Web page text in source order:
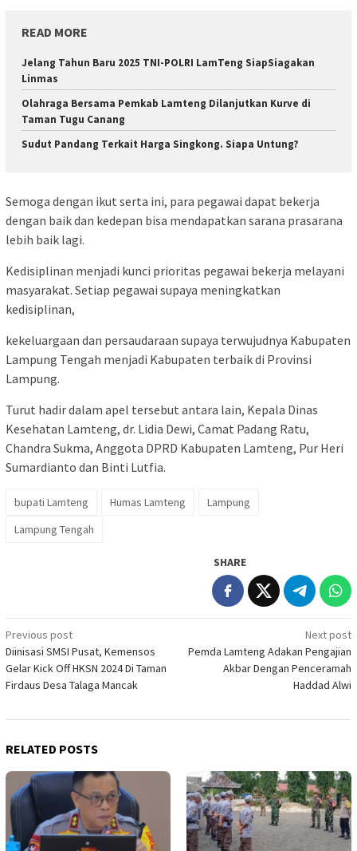
READ MORE
Jelang Tahun Baru 2025 TNI-POLRI LamTeng SiapSiagakan
Linmas
Olahraga Bersama Pemkab Lamteng Dilanjutkan Kurve di
Taman Tugu Canang
Sudut Pandang Terkait Harga Singkong. Siapa Untung?
Semoga dengan ikut serta ini, para pegawai dapat bekerja
dengan baik dan kedepan bisa mendapatkan sarana prasarana
lebih baik lagi.
Kedisiplinan menjadi kunci prioritas pegawai bekerja melayani
masyarakat. Setiap pegawai supaya meningkatkan
kedisiplinan,
kekeluargaan dan persaudaraan supaya terwujudnya Kabupaten
Lampung Tengah menjadi Kabupaten terbaik di Provinsi
Lampung.
Turut hadir dalam apel tersebut antara lain, Kepala Dinas
Kesehatan Lamteng, dr. Lidia Dewi, Camat Padang Ratu,
Chandra Sukma, Anggota DPRD Kabupaten Lamteng, Pur Heri
Sumardianto dan Binti Lutfia.
bupati Lamteng Humas Lamteng
Lampung
Lampung Tengah
SHARE
Post
navigation
Previous post
Diinisasi SMSI Pusat, Kemensos
Gelar Kick Off HKSN 2024 Di Taman
Firdaus Desa Talaga Mancak
Next post
Pemda Lamteng Adakan Pengajian
Akbar Dengan Penceramah
Haddad Alwi
RELATED POSTS